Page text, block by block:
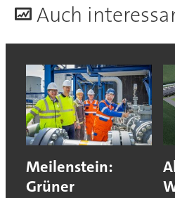
Auch
Meilenstein:
Grüner